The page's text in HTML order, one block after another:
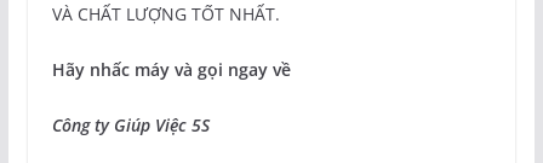
VÀ CHẤT LƯỢNG TỐT NHẤT.
Hãy nhấc máy và gọi ngay về
Công ty Giúp Việc 5S